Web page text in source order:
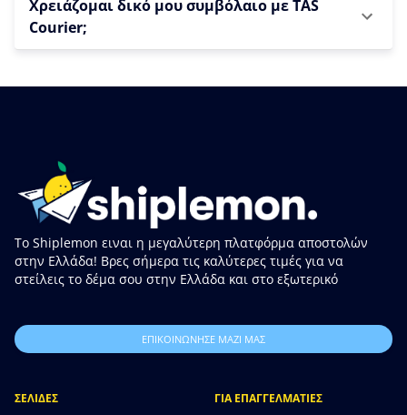
Χρειάζομαι δικό μου συμβόλαιο με TAS
Courier;
Το Shiplemon ειναι η μεγαλύτερη πλατφόρμα αποστολών
στην Ελλάδα! Βρες σήμερα τις καλύτερες τιμές για να
στείλεις το δέμα σου στην Ελλάδα και στο εξωτερικό
ΕΠΙΚΟΙΝΩΝΗΣΕ ΜΑΖΙ ΜΑΣ
ΣΕΛΙΔΕΣ ΓΙΑ ΕΠΑΓΓΕΛΜΑΤΙΕΣ